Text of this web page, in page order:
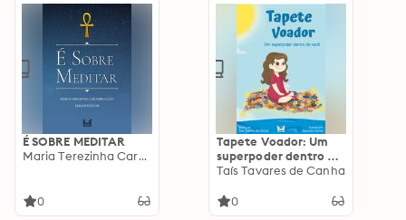
É SOBRE MEDITAR
Maria Terezinha Carneiro Leão
0
Tapete Voador: Um
superpoder dentro de
você
Taís Tavares de Canha
0